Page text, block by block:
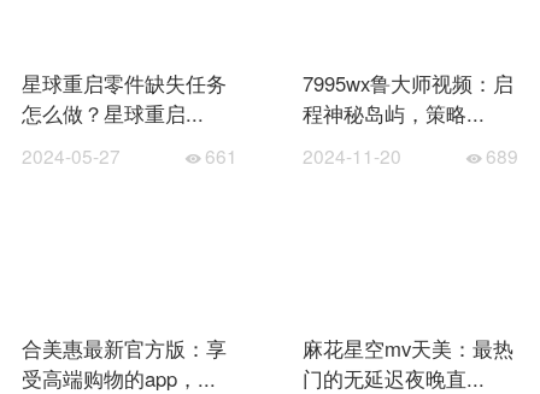
星球重启零件缺失任务
怎么做？星球重启...
2024-05-27 661
7995wx鲁大师视频：启
程神秘岛屿，策略...
2024-11-20 689
合美惠最新官方版：享
受高端购物的app，...
麻花星空mv天美：最热
门的无延迟夜晚直...